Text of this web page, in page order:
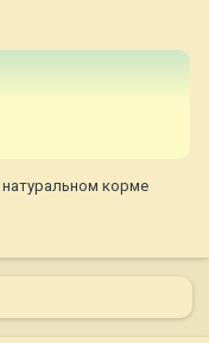
натуральном корме